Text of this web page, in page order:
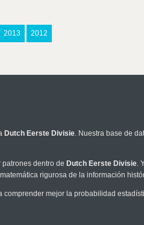
2013 2012
Dutch Eerste Divisie. Nuestra base de
dentro de Dutch Eerste Divisie.
rigurosa de la información
mejor la probabilidad